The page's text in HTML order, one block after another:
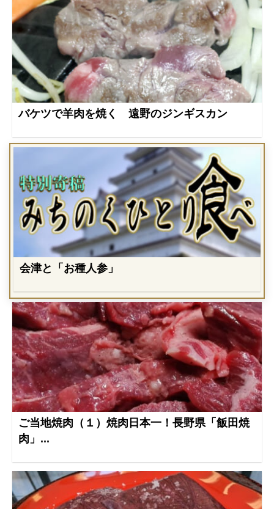
バケツで羊肉を焼く 遠野のジンギスカン
会津と「お種人参」
ご当地焼肉（１）焼肉日本一！長野県「飯田焼
肉」...